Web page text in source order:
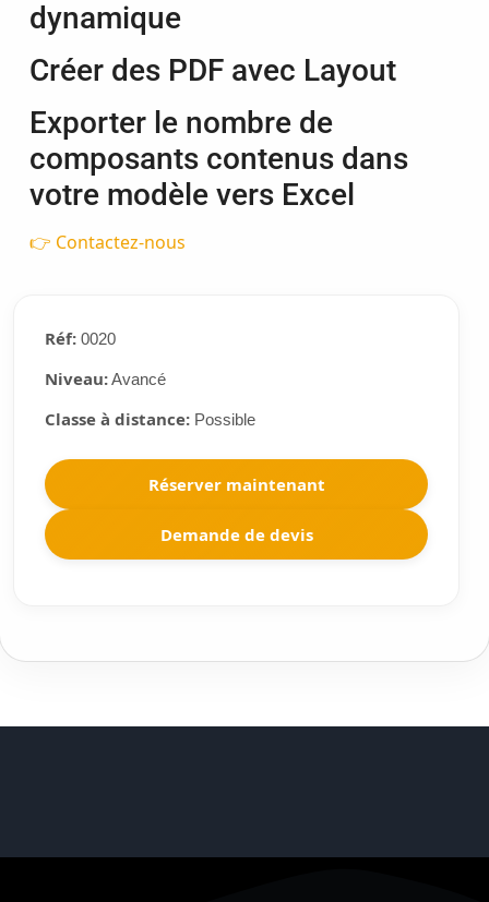
dynamique
Créer des PDF avec Layout
Exporter le nombre de
composants contenus dans
votre modèle vers Excel
👉 Contactez-nous
Réf:0020
Niveau:Avancé
Classe à distance:Possible
Réserver maintenant
Demande de devis